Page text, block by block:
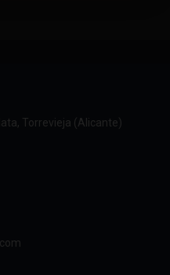
Torrevieja (Alicante)